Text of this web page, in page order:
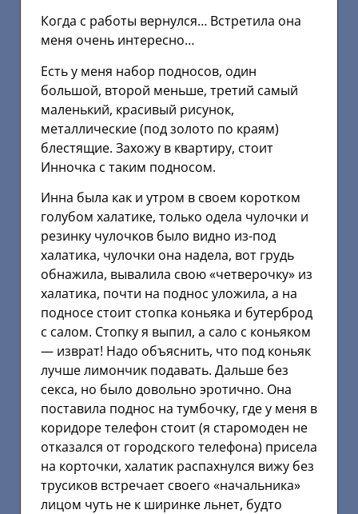
Когда с работы вернулся… Встретила она
меня очень интересно…
Есть у меня набор подносов, один
большой, второй меньше, третий самый
маленький, красивый рисунок,
металлические (под золото по краям)
блестящие. Захожу в квартиру, стоит
Инночка с таким подносом.
Инна была как и утром в своем коротком
голубом халатике, только одела чулочки и
резинку чулочков было видно из-под
халатика, чулочки она надела, вот грудь
обнажила, вывалила свою «четверочку» из
халатика, почти на поднос уложила, а на
подносе стоит стопка коньяка и бутерброд
с салом. Стопку я выпил, а сало с коньяком
— изврат! Надо объяснить, что под коньяк
лучше лимончик подавать. Дальше без
секса, но было довольно эротично. Она
поставила поднос на тумбочку, где у меня в
коридоре телефон стоит (я старомоден не
отказался от городского телефона) присела
на корточки, халатик распахнулся вижу без
трусиков встречает своего «начальника»
лицом чуть не к ширинке льнет, будто